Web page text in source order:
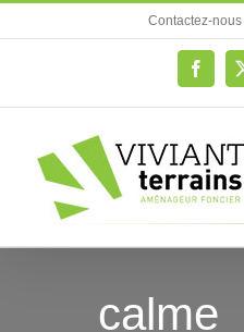
au
Contactez-
calme